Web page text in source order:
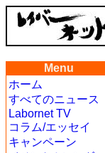
Menu
ホーム
すべてのニュース
Labornet TV
コラム/エッセイ
キャンペーン